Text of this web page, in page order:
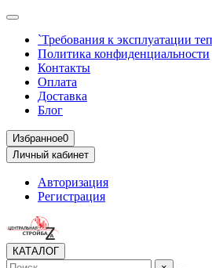
`Требования к эксплуатации
Политика конфиденциальности
Контакты
Оплата
Доставка
Блог
Избранное0
Личный кабинет
Авторизация
Регистрация
КАТАЛОГ